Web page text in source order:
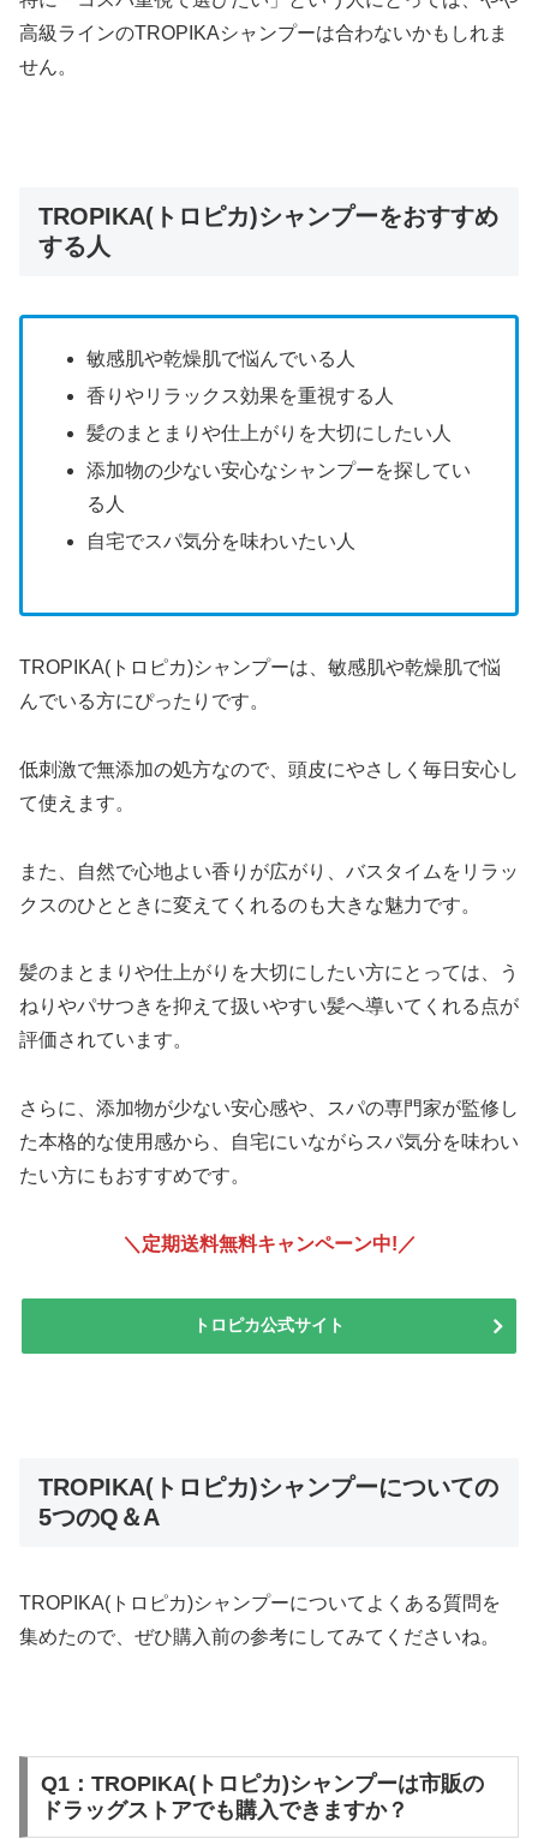
高級ラインのTROPIKAシャンプーは合わないかもしれま
せん。
TROPIKA(トロピカ)シャンプーをおすすめ
する人
敏感肌や乾燥肌で悩んでいる人
香りやリラックス効果を重視する人
髪のまとまりや仕上がりを大切にしたい人
添加物の少ない安心なシャンプーを探してい
る人
自宅でスパ気分を味わいたい人
TROPIKA(トロピカ)シャンプーは、敏感肌や乾燥肌で悩
んでいる方にぴったりです。
低刺激で無添加の処方なので、頭皮にやさしく毎日安心し
て使えます。
また、自然で心地よい香りが広がり、バスタイムをリラッ
クスのひとときに変えてくれるのも大きな魅力です。
髪のまとまりや仕上がりを大切にしたい方にとっては、う
ねりやパサつきを抑えて扱いやすい髪へ導いてくれる点が
評価されています。
さらに、添加物が少ない安心感や、スパの専門家が監修し
た本格的な使用感から、自宅にいながらスパ気分を味わい
たい方にもおすすめです。
＼定期送料無料キャンペーン中! ／
トロピカ公式サイト
TROPIKA(トロピカ)シャンプーについての
5つのQ＆A
TROPIKA(トロピカ)シャンプーについてよくある質問を
集めたので、ぜひ購入前の参考にしてみてくださいね。
Q1：TROPIKA(トロピカ)シャンプーは市販の
ドラッグストアでも購入できますか？